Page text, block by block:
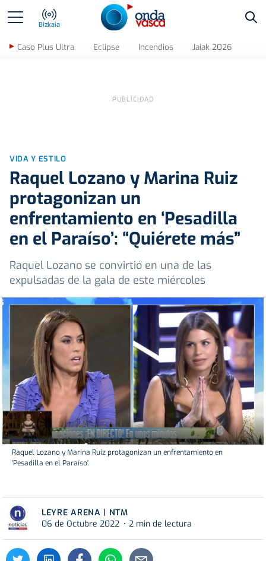
Bizkaia
Caso Plus Ultra Eclipse Incendios Jaiak 2026
VIDA Y ESTILO
Raquel Lozano y Marina Ruiz
protagonizan un
enfrentamiento en ‘Pesadilla
en el Paraíso’: “Quiérete más”
Raquel Lozano se convirtió en una de las
expulsadas de la gala de este miércoles
Raquel Lozano y Marina Ruiz protagonizan un enfrentamiento en
'Pesadilla en el Paraíso'.
LEYRE ARENA | NTM
06 de Octubre 2022
2 min de lectura